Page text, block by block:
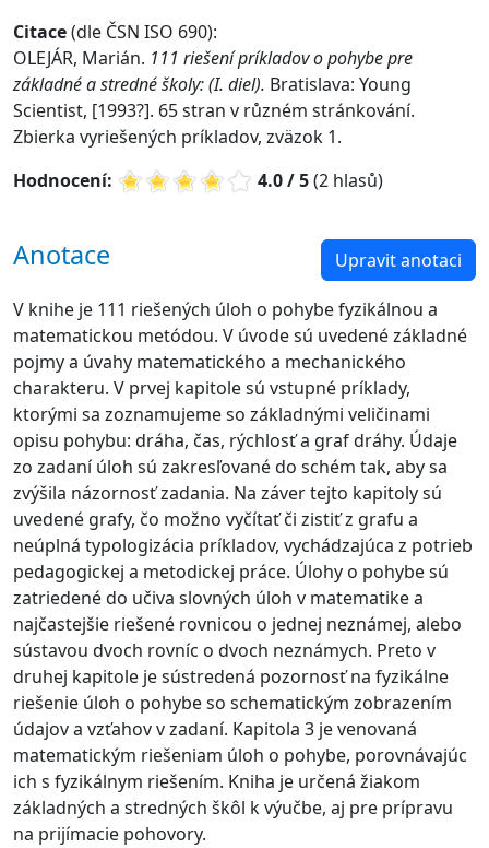
Citace(dle ČSN ISO 690):
OLEJÁR, Marián. 111 riešení príkladov o pohybe pre
základné a stredné školy: (I. diel). Bratislava: Young
Scientist, [1993?]. 65 stran v různém stránkování.
Zbierka vyriešených príkladov, zväzok 1.
Hodnocení:
4.0 / 5(2 hlasů)
Anotace Upravit anotaci
V knihe je 111 riešených úloh o pohybe fyzikálnou a
matematickou metódou. V úvode sú uvedené základné
pojmy a úvahy matematického a mechanického
charakteru. V prvej kapitole sú vstupné príklady,
ktorými sa zoznamujeme so základnými veličinami
opisu pohybu: dráha, čas, rýchlosť a graf dráhy. Údaje
zo zadaní úloh sú zakresľované do schém tak, aby sa
zvýšila názornosť zadania. Na záver tejto kapitoly sú
uvedené grafy, čo možno vyčítať či zistiť z grafu a
neúplná typologizácia príkladov, vychádzajúca z potrieb
pedagogickej a metodickej práce. Úlohy o pohybe sú
zatriedené do učiva slovných úloh v matematike a
najčastejšie riešené rovnicou o jednej neznámej, alebo
sústavou dvoch rovníc o dvoch neznámych. Preto v
druhej kapitole je sústredená pozornosť na fyzikálne
riešenie úloh o pohybe so schematickým zobrazením
údajov a vzťahov v zadaní. Kapitola 3 je venovaná
matematickým riešeniam úloh o pohybe, porovnávajúc
ich s fyzikálnym riešením. Kniha je určená žiakom
základných a stredných škôl k výučbe, aj pre prípravu
na prijímacie pohovory.